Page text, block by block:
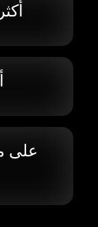
أكثر من
على